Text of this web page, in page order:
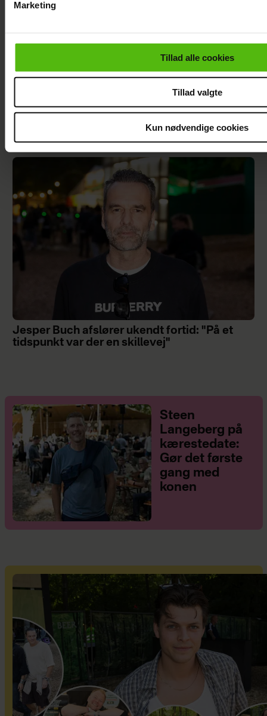
cookiepolitik.
Marketing
Tillad alle cookies
Tillad valgte
Kun nødvendige cookies
Er Mie færdig med tv? Nu svarer hun
Jesper Buch afslører ukendt fortid: "På et
tidspunkt var der en skillevej"
Steen
Langeberg på
kærestedate:
Gør det første
gang med
konen